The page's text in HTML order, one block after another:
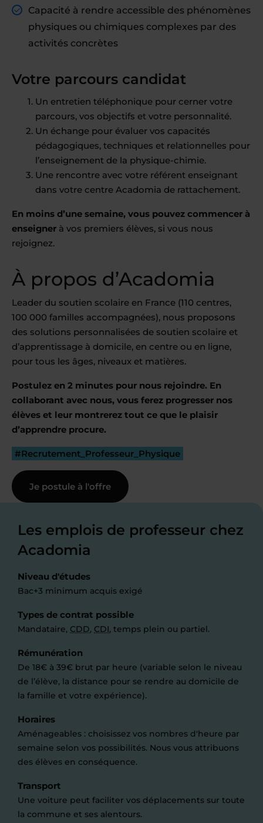
Capacité à rendre accessible des phénomènes
physiques ou chimiques complexes par des
activités concrètes
Votre parcours candidat
Un entretien téléphonique pour cerner votre
parcours, vos objectifs et votre personnalité.
Un échange pour évaluer vos capacités
pédagogiques, techniques et relationnelles pour
l’enseignement de la physique-chimie.
Une rencontre avec votre référent enseignant
dans votre centre Acadomia de rattachement.
En moins d’une semaine, vous pouvez commencer à
enseigner à vos premiers élèves, si vous nous
rejoignez.
À propos d’Acadomia
Leader du soutien scolaire en France (110 centres,
100 000 familles accompagnées), nous proposons
des solutions personnalisées de soutien scolaire et
d’apprentissage à domicile, en centre ou en ligne,
pour tous les âges, niveaux et matières.
Postulez en 2 minutes pour nous rejoindre. En
collaborant avec nous, vous ferez progresser nos
élèves et leur montrerez tout ce que le plaisir
d’apprendre procure.
#Recrutement_Professeur_Physique
Je postule à l'offre
Les emplois de professeur chez
Acadomia
Niveau d'études
Bac+3 minimum acquis exigé
Types de contrat possible
Mandataire, CDD, CDI, temps plein ou partiel.
Rémunération
De 18€ à 39€ brut par heure (variable selon le niveau
de l’élève, la distance pour se rendre au domicile de
la famille et votre expérience).
Horaires
Aménageables : choisissez vos nombres d'heure par
semaine selon vos possibilités. Nous vous attribuons
des élèves en conséquence.
Transport
Une voiture peut faciliter vos déplacements sur toute
la commune et ses alentours.